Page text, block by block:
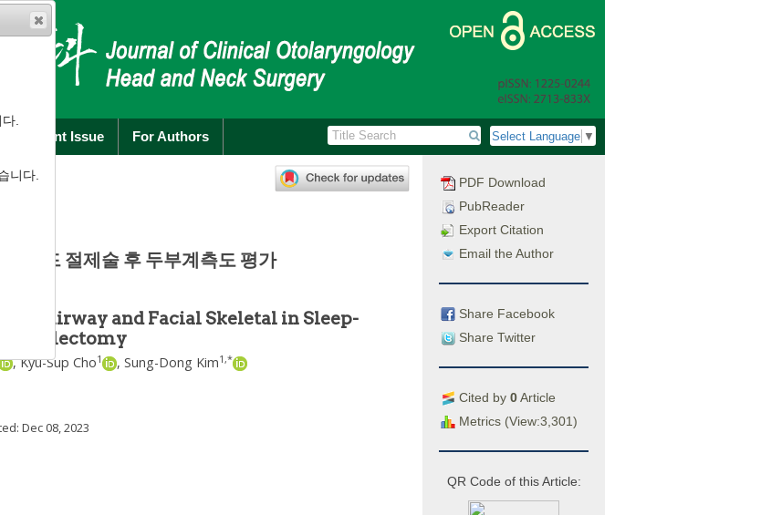
Current Issue For Authors Select Language ▼
PDF Download
PubReader
Export Citation
Email the Author
Share Facebook
Share Twitter
Cited by 0Article
Metrics (View:3,301)
QR Code of this Article:
이드 절제술 후 두부계측도 평가
Airway and Facial Skeletal in Sleep-
,Kyu-Sup Cho1 , Sung-Dong Kim1 ,*
Dec 08, 2023
.
니다.